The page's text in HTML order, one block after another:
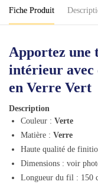
Fiche Produit
Apportez une
intérieur avec
en Verre Vert
Description
Couleur : Verte
Matière : Verre
Haute qualité de
Dimensions : voir
Longueur du fil : 150